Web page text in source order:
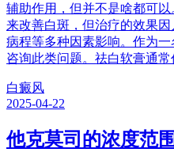
辅助作用，但并不是啥都可
来改善白斑，但治疗的效果因
病程等多种因素影响。作为
咨询此类问题。祛白软膏通常
白癜风
2025-04-22
他克莫司的浓度范围